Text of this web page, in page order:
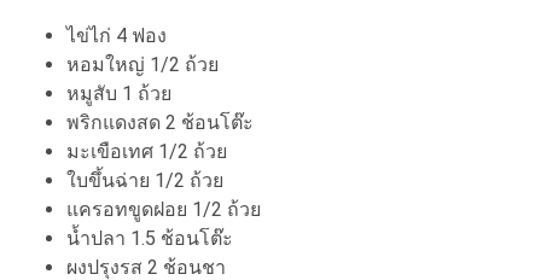
ไข่ไก่ 4 ฟอง
หอมใหญ่ 1/2 ถ้วย
หมูสับ 1 ถ้วย
พริกแดงสด 2 ช้อนโต๊ะ
มะเขือเทศ 1/2 ถ้วย
ใบขึ้นฉ่าย 1/2 ถ้วย
แครอทขูดฝอย 1/2 ถ้วย
น้ำปลา 1.5 ช้อนโต๊ะ
ผงปรุงรส 2 ช้อนชา